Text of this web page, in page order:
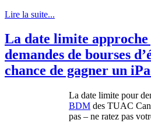
Lire la suite...
La date limite approche
demandes de bourses
chance de gagner un
La date limite pour
BDM des TUAC
pas – ne ratez pas